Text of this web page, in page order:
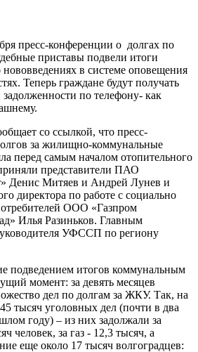
пресс-конференции о долгах по
приставы подвели итоги
в системе оповещения
Теперь граждане будут получать
по телефону- как
со ссылкой, что пресс-
за жилищно-коммунальные
перед самым началом отопительного
представители ПАО
Денис Митяев и Андрей Лунев и
директора по работе с социально
ООО «Газпром
Илья Разиньков. Главным
УФССП по региону
подведением итогов коммунальным
момент: за девять месяцев
дел по долгам за ЖКУ. Так, на
тысяч уголовных дел (почти в два
году) – из них задолжали за
человек, за газ - 12,3 тысяч, а
еще около 17 тысяч волгоградцев: